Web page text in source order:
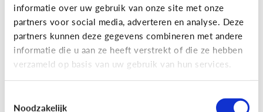
informatie over uw gebruik van onze site met onze
partners voor social media, adverteren en analyse. Deze
partners kunnen deze gegevens combineren met andere
informatie die u aan ze heeft verstrekt of die ze hebben
verzameld op basis van uw gebruik van hun services.
Noodzakelijk
Fun met media
Fun met foto’s: zo boost je de
creativiteit van je kind